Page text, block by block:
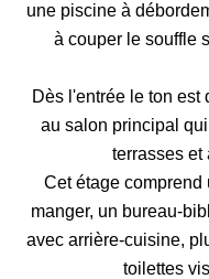
une piscine à
à couper le souffle
Dès l'entrée le ton est
au salon principal
terrasses et
Cet étage
manger, un bureau-
avec arrière-cuisine,
toilettes